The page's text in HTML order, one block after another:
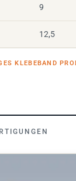
9
12,5
KLEBEBAND